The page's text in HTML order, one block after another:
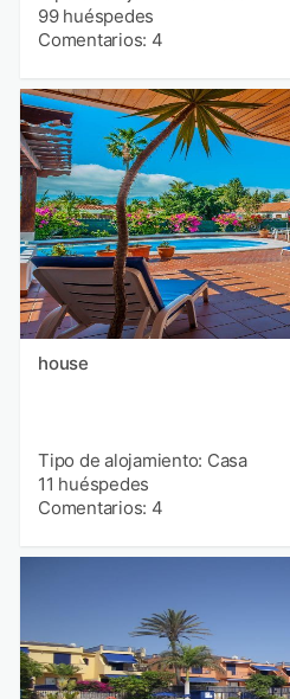
99 huéspedes
Comentarios: 4
house
Tipo de alojamiento: Casa
11 huéspedes
Comentarios: 4